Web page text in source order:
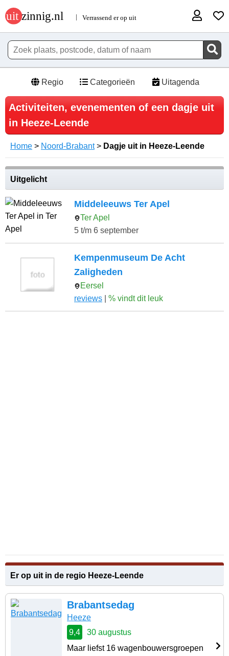
Regio Categorieën Uitagenda
Activiteiten, evenementen of een dagje uit
in Heeze-Leende
Home > Noord-Brabant> Dagje uit in Heeze-Leende
Uitgelicht
Middeleeuws Ter Apel
Ter Apel
5 t/m 6 september
Kempenmuseum De Acht
Zaligheden
Eersel
reviews
% vindt dit leuk
Er op uit in de regio Heeze-Leende
Brabantsedag
Heeze
9,4
30 augustus
Maar liefst 16 wagenbouwersgroepen